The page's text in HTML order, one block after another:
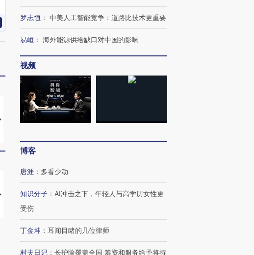
马航飞行员跨国走私7万
视线｜被称为“蟑螂”的印
视线｜“入侵”还是“人道危
【推广】走进第四届链博
会，让数智科技“链”接产
【商旅对话】华住集团
罗志恒 ： 中美人工智能竞争：道路比技术更重要
易峘 ： 海外能源供给缺口对中国的影响
视频
博客
唐涯 ： 多看少动
知识分子 ： AI冲击之下，年轻人与高学历女性更
受伤
丁金坤 ： 耳闻目睹的几位律师
村夫日记 ： 长护险覆盖全国 筹资和服务给予将持